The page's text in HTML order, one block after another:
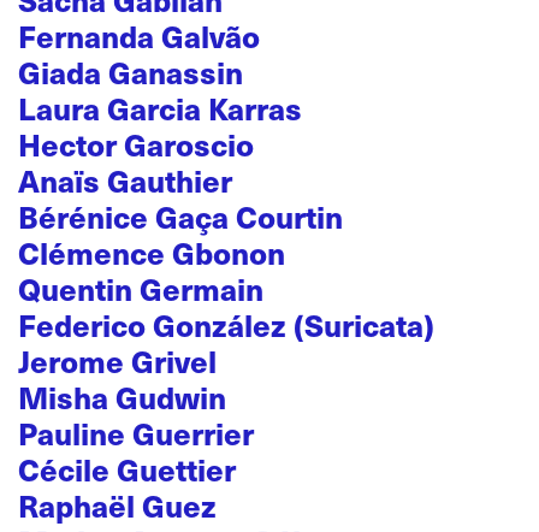
Fernanda Galvão
Giada Ganassin
Laura Garcia Karras
Hector Garoscio
Anaïs Gauthier
Bérénice Gaça Courtin
Clémence Gbonon
Quentin Germain
Federico González (Suricata)
Jerome Grivel
Misha Gudwin
Pauline Guerrier
Cécile Guettier
Raphaël Guez